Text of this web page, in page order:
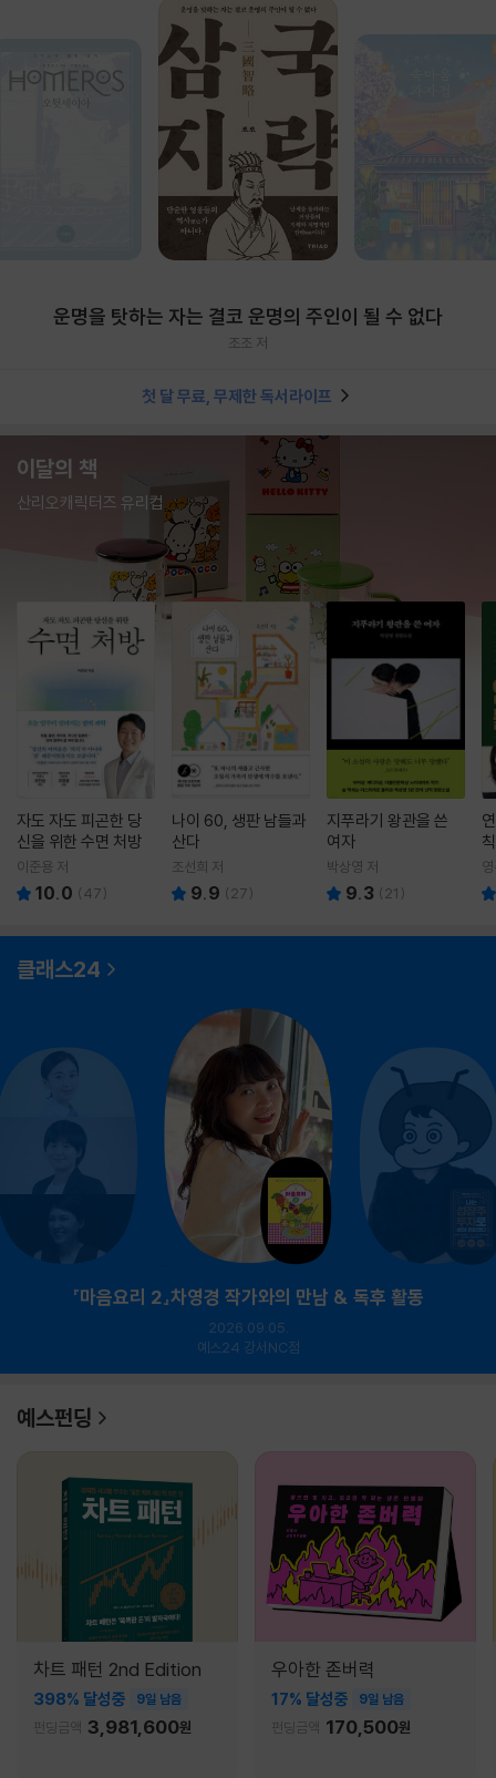
운명을 탓하는 자는 결코 운명의 주인이 될 수 없다
조조 저
첫 달 무료, 무제한 독서라이프
이달의 책
산리오캐릭터즈 유리컵
자도 자도 피곤한 당
신을 위한 수면 처방
이준용 저
10.0 (47)
나이 60, 생판 남들과
산다
조선희 저
9.9 ( 27)
지푸라기 왕관을 쓴
여자
박상영 저
9.3 ( 21 )
칙
클래스24
『마음요리 2』차영경 작가와의 만남 & 독후 활동
2026.09.05.
예스24 강서NC점
예스펀딩
차트 패턴 2nd Edition
398% 달성중 9일 남음
펀딩금액 3,981,600원
우아한 존버력
17% 달성중 9일 남음
펀딩금액 170,500원